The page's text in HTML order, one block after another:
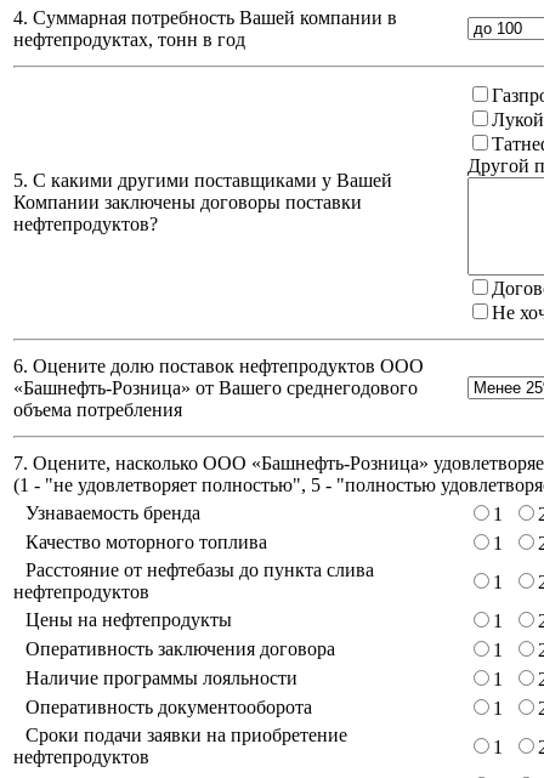
4. Суммарная потребность Вашей компании в
нефтепродуктах, тонн в год
5. С какими другими поставщиками у Вашей
Компании заключены договоры поставки
нефтепродуктов?
Другой
Не
6. Оцените долю поставок нефтепродуктов ООО
«Башнефть-Розница» от Вашего среднегодового
объема потребления
7. Оцените, насколько ООО «Башнефть-Розница»
(1 - "не удовлетворяет полностью", 5 - "полностью
Узнаваемость бренда
1
Качество моторного топлива
1
Расстояние от нефтебазы до пункта слива
нефтепродуктов
1
Цены на нефтепродукты
1
Оперативность заключения договора
1
Наличие программы лояльности
1
Оперативность документооборота
1
Сроки подачи заявки на приобретение
нефтепродуктов
1